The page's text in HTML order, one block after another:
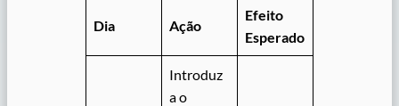
Dia Ação
Efeito
Esperado
Introduz
a o